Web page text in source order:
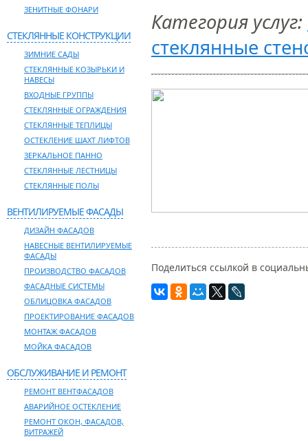
ЗЕНИТНЫЕ ФОНАРИ
СТЕКЛЯННЫЕ КОНСТРУКЦИИ
ЗИМНИЕ САДЫ
СТЕКЛЯННЫЕ КОЗЫРЬКИ И
НАВЕСЫ
ВХОДНЫЕ ГРУППЫ
СТЕКЛЯННЫЕ ОГРАЖДЕНИЯ
СТЕКЛЯННЫЕ ТЕПЛИЦЫ
ОСТЕКЛЕНИЕ ШАХТ ЛИФТОВ
ЗЕРКАЛЬНОЕ ПАННО
СТЕКЛЯННЫЕ ЛЕСТНИЦЫ
СТЕКЛЯННЫЕ ПОЛЫ
ВЕНТИЛИРУЕМЫЕ ФАСАДЫ
ДИЗАЙН ФАСАДОВ
НАВЕСНЫЕ ВЕНТИЛИРУЕМЫЕ
ФАСАДЫ
ПРОИЗВОДСТВО ФАСАДОВ
ФАСАДНЫЕ СИСТЕМЫ
ОБЛИЦОВКА ФАСАДОВ
ПРОЕКТИРОВАНИЕ ФАСАДОВ
МОНТАЖ ФАСАДОВ
МОЙКА ФАСАДОВ
ОБСЛУЖИВАНИЕ И РЕМОНТ
РЕМОНТ ВЕНТФАСАДОВ
АВАРИЙНОЕ ОСТЕКЛЕНИЕ
РЕМОНТ ОКОН, ФАСАДОВ,
ВИТРАЖЕЙ
Категория услуг:
стеклянные
Поделиться ссылкой в